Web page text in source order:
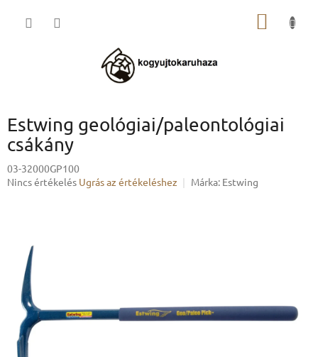
KOSÁR
Estwing geológiai/paleontológiai
csákány
03-32000GP100
A
csillag.
Nincs értékelés Ugrás az értékeléshez Márka: Estwing